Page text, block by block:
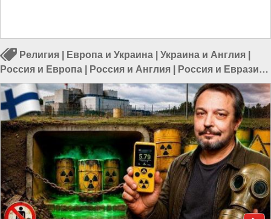
Религия Европа и Украина Украина и Англия
Россия и Европа
Россия и Англия Россия и Евразия|
Украина и Великобритания